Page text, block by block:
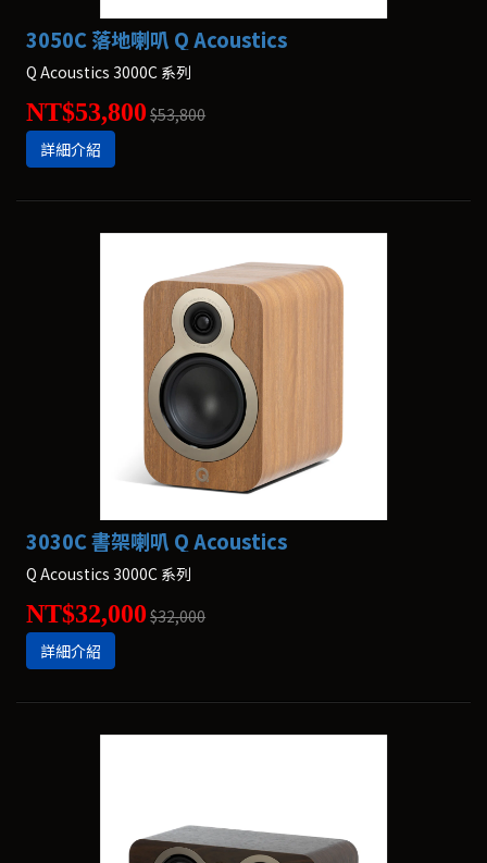
3050C 落地喇叭 Q Acoustics
Q Acoustics 3000C 系列
NT$53,800 $53,800
詳細介紹
3030C 書架喇叭 Q Acoustics
Q Acoustics 3000C 系列
NT$32,000 $32,000
詳細介紹